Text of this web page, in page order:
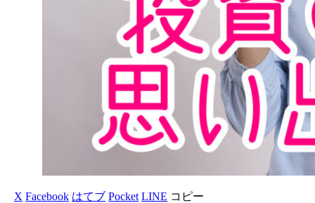
X Facebook はてブ Pocket LINE コピー